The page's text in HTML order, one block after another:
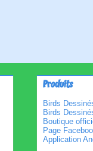
Produits
Birds
Birds
Boutique
Page
Application